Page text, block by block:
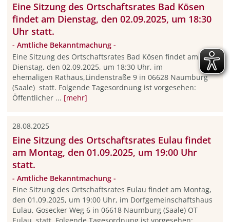
Eine Sitzung des Ortschaftsrates Bad Kösen
findet am Dienstag, den 02.09.2025, um 18:30
Uhr statt.
- Amtliche Bekanntmachung -
Eine Sitzung des Ortschaftsrates Bad Kösen findet am
Dienstag, den 02.09.2025, um 18:30 Uhr, im
ehemaligen Rathaus,Lindenstraße 9 in 06628 Naumburg
(Saale) statt. Folgende Tagesordnung ist vorgesehen:
Öffentlicher ... [mehr]
28.08.2025
Eine Sitzung des Ortschaftsrates Eulau findet
am Montag, den 01.09.2025, um 19:00 Uhr
statt.
- Amtliche Bekanntmachung -
Eine Sitzung des Ortschaftsrates Eulau findet am Montag,
den 01.09.2025, um 19:00 Uhr, im Dorfgemeinschaftshaus
Eulau, Gosecker Weg 6 in 06618 Naumburg (Saale) OT